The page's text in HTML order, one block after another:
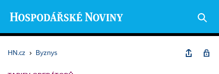
HN.cz › Byznys